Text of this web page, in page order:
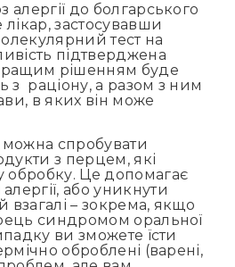
алергії до болгарського
застосувавши
тест на
підтверджена
рішенням буде
з раціону, а разом з ним
в яких він може
спробувати
з перцем, які
обробку. Це допомагає
або уникнути
взагалі – зокрема, якщо
синдромом оральної
ви зможете їсти
оброблені (варені,